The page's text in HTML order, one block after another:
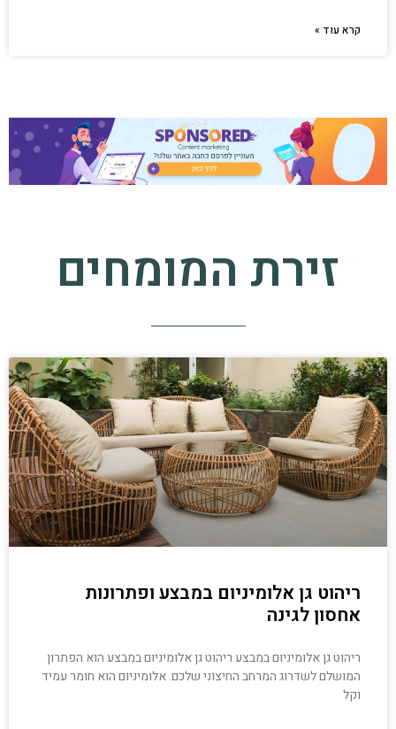
קרא עוד »
זירת המומחים
ריהוט גן אלומיניום במבצע ופתרונות
אחסון לגינה
ריהוט גן אלומיניום במבצע ריהוט גן אלומיניום במבצע הוא הפתרון
המושלם לשדרוג המרחב החיצוני שלכם. אלומיניום הוא חומר עמיד
וקל